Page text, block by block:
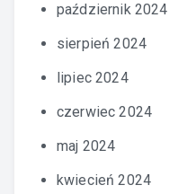
październik 2024
sierpień 2024
lipiec 2024
czerwiec 2024
maj 2024
kwiecień 2024